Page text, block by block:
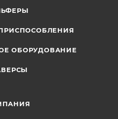
ОБОРУДОВАНИЕ